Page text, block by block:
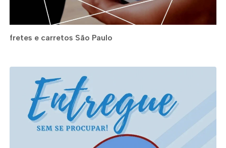
fretes e carretos São Paulo